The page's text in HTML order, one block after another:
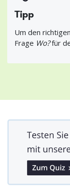
Tipp
Um den
Frage Wo?für